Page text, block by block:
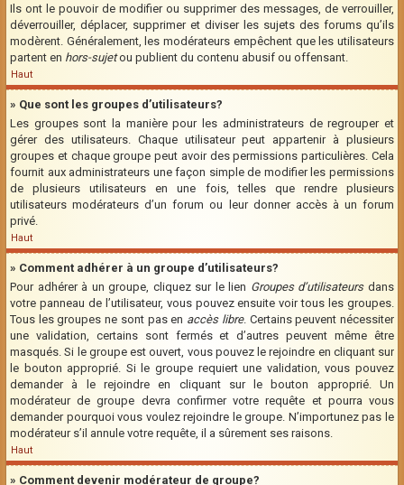
Ils ont le pouvoir de modifier ou supprimer des messages, de verrouiller,
déverrouiller, déplacer, supprimer et diviser les sujets des forums qu’ils
modèrent. Généralement, les modérateurs empêchent que les utilisateurs
partent en hors-sujetou publient du contenu abusif ou offensant.
Haut
» Que sont les groupes d’utilisateurs?
Les groupes sont la manière pour les administrateurs de regrouper et
gérer des utilisateurs. Chaque utilisateur peut appartenir à plusieurs
groupes et chaque groupe peut avoir des permissions particulières. Cela
fournit aux administrateurs une façon simple de modifier les permissions
de plusieurs utilisateurs en une fois, telles que rendre plusieurs
utilisateurs modérateurs d’un forum ou leur donner accès à un forum
privé.
Haut
» Comment adhérer à un groupe d’utilisateurs?
Pour adhérer à un groupe, cliquez sur le lien Groupes d’utilisateursdans
votre panneau de l’utilisateur, vous pouvez ensuite voir tous les groupes.
Tous les groupes ne sont pas en accès libre. Certains peuvent nécessiter
une validation, certains sont fermés et d’autres peuvent même être
masqués. Si le groupe est ouvert, vous pouvez le rejoindre en cliquant sur
le bouton approprié. Si le groupe requiert une validation, vous pouvez
demander à le rejoindre en cliquant sur le bouton approprié. Un
modérateur de groupe devra confirmer votre requête et pourra vous
demander pourquoi vous voulez rejoindre le groupe. N’importunez pas le
modérateur s’il annule votre requête, il a sûrement ses raisons.
Haut
» Comment devenir modérateur de groupe?